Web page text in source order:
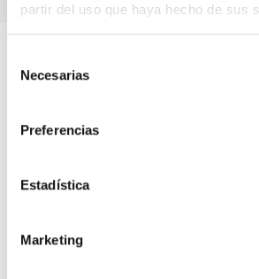
partir del uso que haya hecho de sus
Necesarias
Preferencias
Estadística
Marketing